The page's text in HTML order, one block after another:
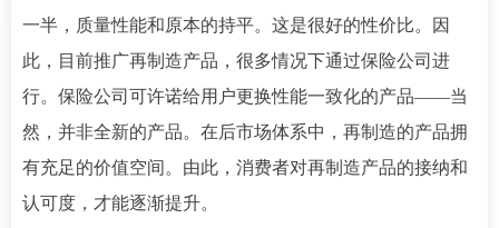
一半，质量性能和原本的持平。这是很好的性价比。因
此，目前推广再制造产品，很多情况下通过保险公司进
行。保险公司可许诺给用户更换性能一致化的产品——当
然，并非全新的产品。在后市场体系中，再制造的产品拥
有充足的价值空间。由此，消费者对再制造产品的接纳和
认可度，才能逐渐提升。